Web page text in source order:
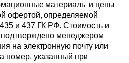
материалы и цены
офертой, определяемой
и 437 ГК РФ. Стоимость и
подтверждено менеджером
на электронную почту или
номер, указанный при